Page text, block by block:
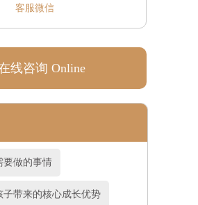
客服微信
线咨询 Online
要做的事情
子带来的核心成长优势